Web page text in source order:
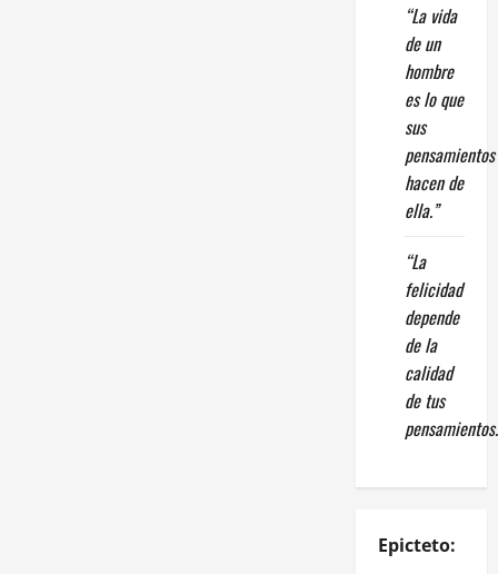
“La vida
de un
hombre
es lo que
sus
pensamientos
hacen de
ella.”
“La
felicidad
depende
de la
calidad
de tus
Epicteto: